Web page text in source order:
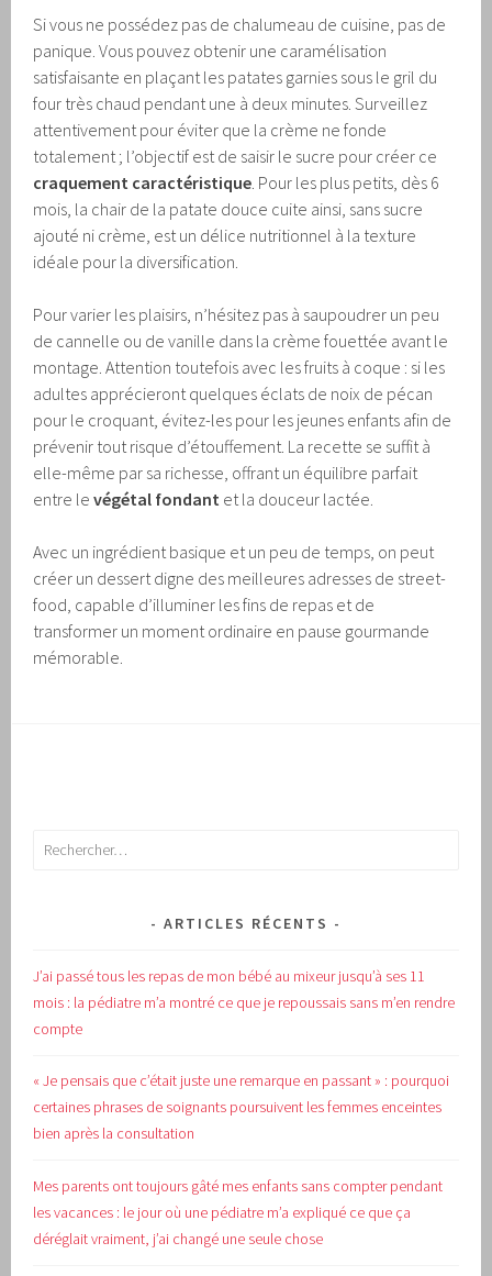
Si vous ne possédez pas de chalumeau de cuisine, pas de
panique. Vous pouvez obtenir une caramélisation
satisfaisante en plaçant les patates garnies sous le gril du
four très chaud pendant une à deux minutes. Surveillez
attentivement pour éviter que la crème ne fonde
totalement ; l’objectif est de saisir le sucre pour créer ce
craquement caractéristique . Pour les plus petits, dès 6
mois, la chair de la patate douce cuite ainsi, sans sucre
ajouté ni crème, est un délice nutritionnel à la texture
idéale pour la diversification.
Pour varier les plaisirs, n’hésitez pas à saupoudrer un peu
de cannelle ou de vanille dans la crème fouettée avant le
montage. Attention toutefois avec les fruits à coque : si les
adultes apprécieront quelques éclats de noix de pécan
pour le croquant, évitez-les pour les jeunes enfants afin de
prévenir tout risque d’étouffement. La recette se suffit à
elle-même par sa richesse, offrant un équilibre parfait
entre levégétal fondant et la douceur lactée.
Avec un ingrédient basique et un peu de temps, on peut
créer un dessert digne des meilleures adresses de street-
food, capable d’illuminer les fins de repas et de
transformer un moment ordinaire en pause gourmande
mémorable.
Rechercher :
ARTICLES RÉCENTS
J’ai passé tous les repas de mon bébé au mixeur jusqu’à ses 11
mois : la pédiatre m’a montré ce que je repoussais sans m’en rendre
compte
« Je pensais que c’était juste une remarque en passant » : pourquoi
certaines phrases de soignants poursuivent les femmes enceintes
bien après la consultation
Mes parents ont toujours gâté mes enfants sans compter pendant
les vacances : le jour où une pédiatre m’a expliqué ce que ça
déréglait vraiment, j’ai changé une seule chose